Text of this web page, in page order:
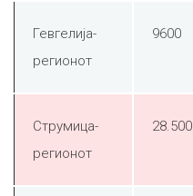
Гевгелија-
регионот
9600
Струмица-
регионот
28.500